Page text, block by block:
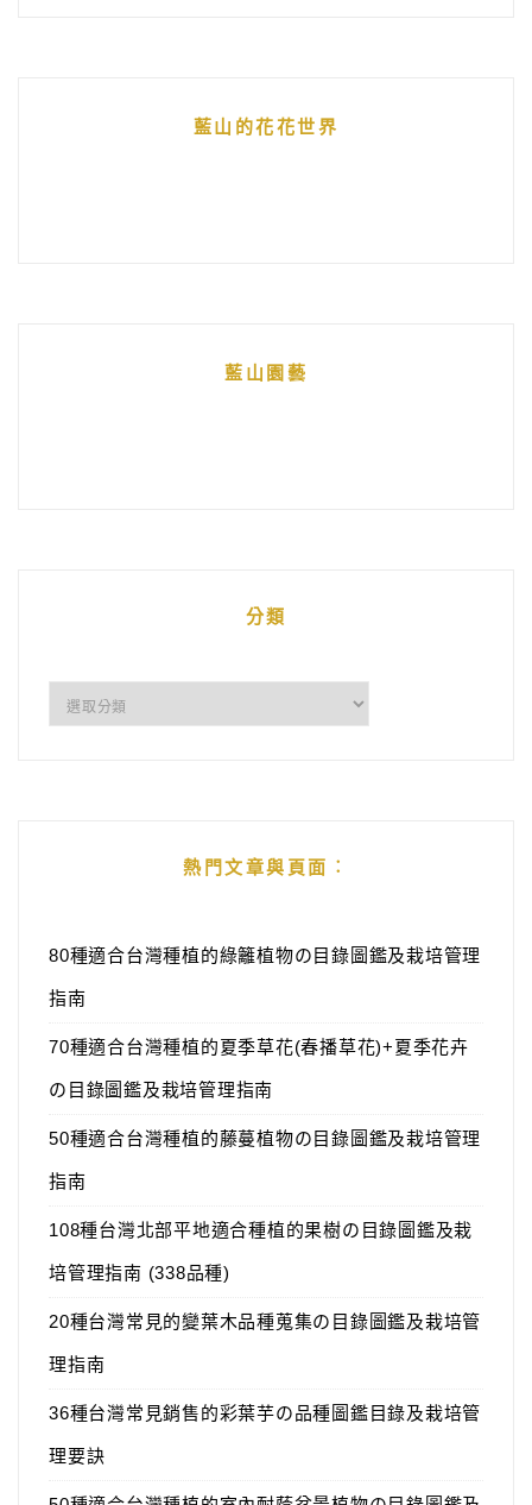
藍山的花花世界
藍山園藝
分類
熱門文章與頁面︰
80種適合台灣種植的綠籬植物の目錄圖鑑及栽培管理
指南
70種適合台灣種植的夏季草花(春播草花)+夏季花卉
の目錄圖鑑及栽培管理指南
50種適合台灣種植的藤蔓植物の目錄圖鑑及栽培管理
指南
108種台灣北部平地適合種植的果樹の目錄圖鑑及栽
培管理指南 (338品種)
20種台灣常見的變葉木品種蒐集の目錄圖鑑及栽培管
理指南
36種台灣常見銷售的彩葉芋の品種圖鑑目錄及栽培管
理要訣